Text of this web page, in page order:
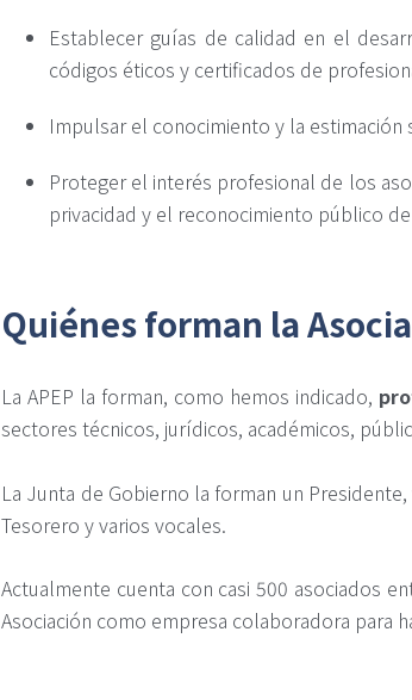
Establecer guías de calidad en el
códigos éticos y certificados de
Impulsar el conocimiento y la
Proteger el interés profesional de los
privacidad y el reconocimiento público
Quiénes forman la
La APEP la forman, como hemos indicado,
sectores técnicos, jurídicos, académicos,
La Junta de Gobierno la forman un
Tesorero y varios vocales.
Actualmente cuenta con casi 500 asociados
Asociación como empresa colaboradora para